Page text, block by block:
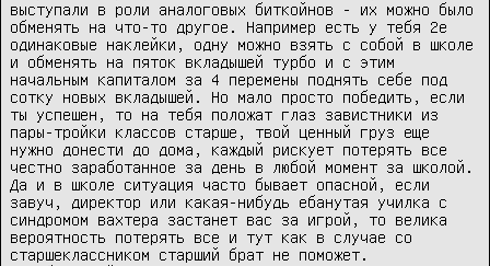
выступали в роли аналоговых биткойнов - их можно было
обменять на что-то другое. Например есть у тебя 2е
одинаковые наклейки, одну можно взять с собой в школе
и обменять на пяток вкладышей турбо и с этим
начальным капиталом за 4 перемены поднять себе под
сотку новых вкладышей. Но мало просто победить, если
ты успешен, то на тебя положат глаз завистники из
пары-тройки классов старше, твой ценный груз еще
нужно донести до дома, каждый рискует потерять все
честно заработанное за день в любой момент за школой.
Да и в школе ситуация часто бывает опасной, если
завуч, директор или какая-нибудь ебанутая училка с
синдромом вахтера застанет вас за игрой, то велика
вероятность потерять все и тут как в случае со
старшеклассником старший брат не поможет.